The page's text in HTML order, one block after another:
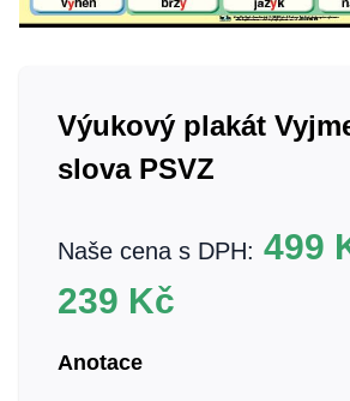
Výukový plakát
slova PSVZ
Naše cena s DPH: 499
239 Kč
Anotace